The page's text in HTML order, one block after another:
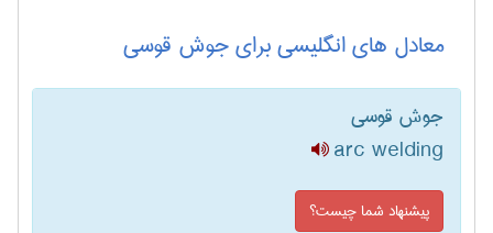
معادل های انگلیسی برای جوش قوسی
جوش قوسی
arc welding
پیشنهاد شما چیست؟